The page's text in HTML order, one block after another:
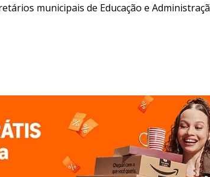
municipais de Educação e